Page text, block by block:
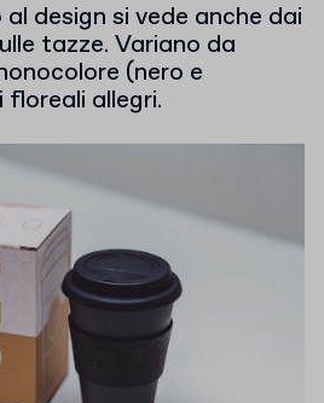
design si vede anche dai
tazze. Variano da
(nero e
allegri.